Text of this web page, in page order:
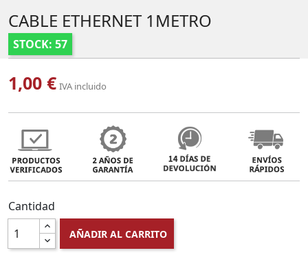
CABLE ETHERNET 1METRO
STOCK: 57
1,00 € IVA incluido
Cantidad
AÑADIR AL CARRITO